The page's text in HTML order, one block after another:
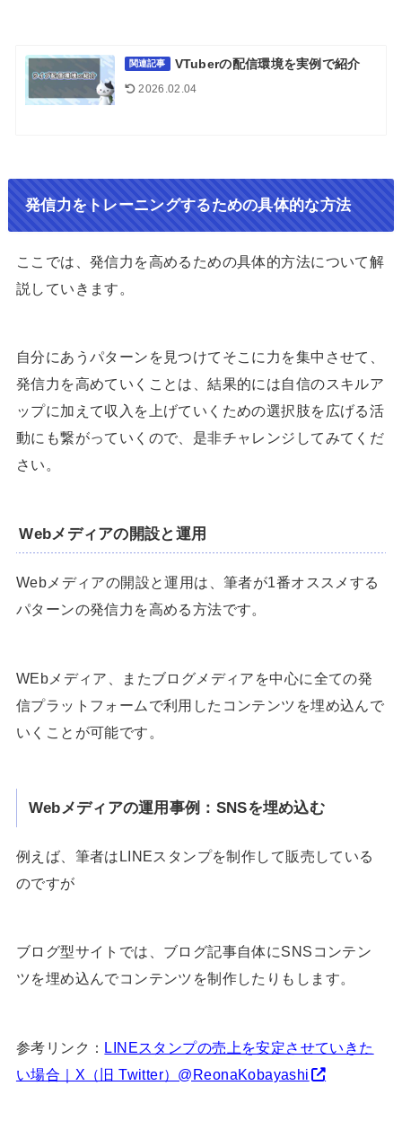
関連記事 VTuberの配信環境を実例で紹介
2026.02.04
発信力をトレーニングするための具体的な方法
ここでは、発信力を高めるための具体的方法について解
説していきます。
自分にあうパターンを見つけてそこに力を集中させて、
発信力を高めていくことは、結果的には自信のスキルア
ップに加えて収入を上げていくための選択肢を広げる活
動にも繋がっていくので、是非チャレンジしてみてくだ
さい。
Webメディアの開設と運用
Webメディアの開設と運用は、筆者が1番オススメする
パターンの発信力を高める方法です。
WEbメディア、またブログメディアを中心に全ての発
信プラットフォームで利用したコンテンツを埋め込んで
いくことが可能です。
Webメディアの運用事例：SNSを埋め込む
例えば、筆者はLINEスタンプを制作して販売している
のですが
ブログ型サイトでは、ブログ記事自体にSNSコンテン
ツを埋め込んでコンテンツを制作したりもします。
参考リンク： LINEスタンプの売上を安定させていきた
い場合｜X（旧 Twitter）@ReonaKobayashi